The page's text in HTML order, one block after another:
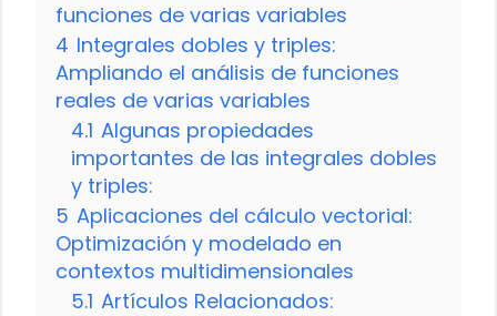
funciones de varias variables
4 Integrales dobles y triples:
Ampliando el análisis de funciones
reales de varias variables
4.1 Algunas propiedades
importantes de las integrales dobles
y triples:
5 Aplicaciones del cálculo vectorial:
Optimización y modelado en
contextos multidimensionales
5.1 Artículos Relacionados: